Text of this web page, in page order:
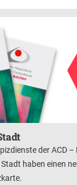
der ACD –
haben einen